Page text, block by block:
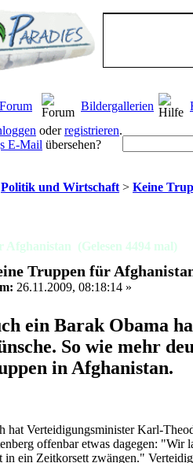
Forum Bildergallerien
oderregistrieren.
E-Mail übersehen?
Politik und Wirtschaft > Keine
(Gelesen 4494 mal)
Truppen für
26.11.2009, 08:18:14 »
ein Barak Obama
So wie mehr
in Afghanistan.
hat Verteidigungsminister Karl-
offenbar etwas dagegen: "Wir
in ein Zeitkorsett zwängen."